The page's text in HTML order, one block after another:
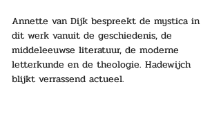
Annette van Dijk bespreekt de mystica in
dit werk vanuit de geschiedenis, de
middeleeuwse literatuur, de moderne
letterkunde en de theologie. Hadewijch
blijkt verrassend actueel.